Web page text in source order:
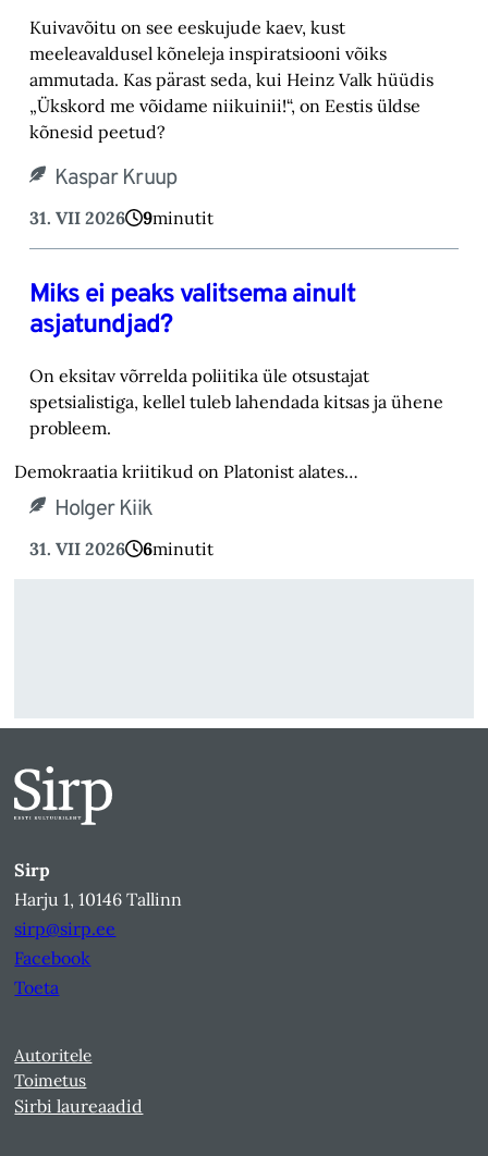
Kuivavõitu on see eeskujude kaev, kust
meeleavaldusel kõneleja inspiratsiooni võiks
ammutada. Kas pärast seda, kui Heinz Valk hüüdis
„Ükskord me võidame niikuinii!“, on Eestis üldse
kõnesid peetud?
Kaspar Kruup
31. VII 2026 9minutit
Miks ei peaks valitsema ainult
asjatundjad?
On eksitav võrrelda poliitika üle otsustajat
spetsialistiga, kellel tuleb lahendada kitsas ja ühene
probleem.
Demokraatia kriitikud on Platonist alates…
Holger Kiik
31. VII 2026 6minutit
Sirp
Harju 1, 10146 Tallinn
sirp@sirp.ee
Facebook
Toeta
Autoritele
Toimetus
Sirbi laureaadid